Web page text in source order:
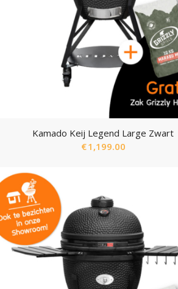
Kamado Keij Legend Large Zwart
€1,199.00